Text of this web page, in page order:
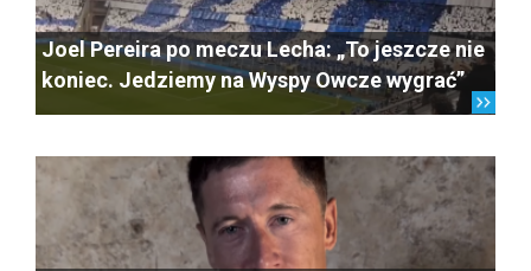
Joel Pereira po meczu Lecha: „To jeszcze nie
koniec. Jedziemy na Wyspy Owcze wygrać”